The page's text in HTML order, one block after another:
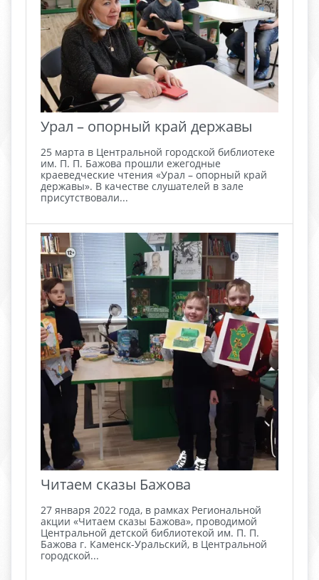
Урал – опорный край державы
25 марта в Центральной городской библиотеке
им. П. П. Бажова прошли ежегодные
краеведческие чтения «Урал – опорный край
державы». В качестве слушателей в зале
присутствовали...
Читаем сказы Бажова
27 января 2022 года, в рамках Региональной
акции «Читаем сказы Бажова», проводимой
Центральной детской библиотекой им. П. П.
Бажова г. Каменск-Уральский, в Центральной
городской...